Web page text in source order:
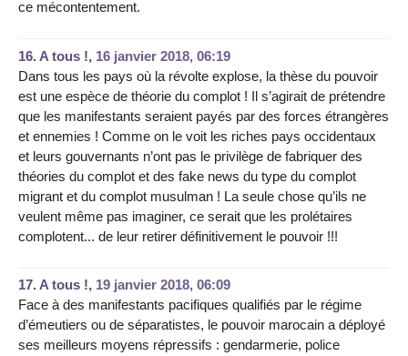
ce mécontentement.
16. A tous !, 16 janvier 2018, 06:19
Dans tous les pays où la révolte explose, la thèse du pouvoir
est une espèce de théorie du complot ! Il s’agirait de prétendre
que les manifestants seraient payés par des forces étrangères
et ennemies ! Comme on le voit les riches pays occidentaux
et leurs gouvernants n’ont pas le privilège de fabriquer des
théories du complot et des fake news du type du complot
migrant et du complot musulman ! La seule chose qu’ils ne
veulent même pas imaginer, ce serait que les prolétaires
complotent... de leur retirer définitivement le pouvoir !!!
17. A tous !, 19 janvier 2018, 06:09
Face à des manifestants pacifiques qualifiés par le régime
d’émeutiers ou de séparatistes, le pouvoir marocain a déployé
ses meilleurs moyens répressifs : gendarmerie, police